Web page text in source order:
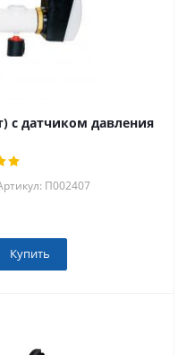
с датчиком давления
П002407
Купить